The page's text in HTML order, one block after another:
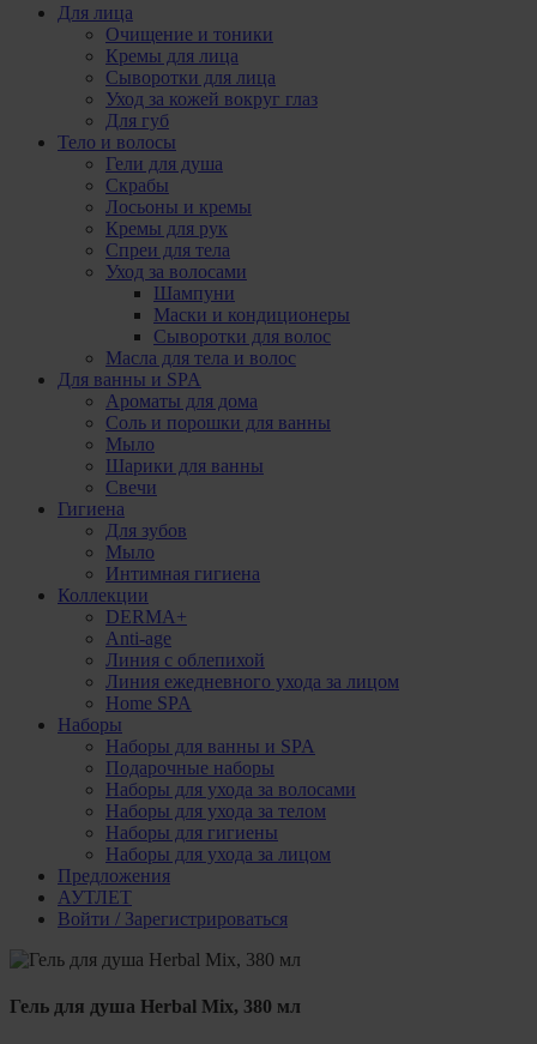
Для лица
Очищение и тоники
Кремы для лица
Сыворотки для лица
Уход за кожей вокруг глаз
Для губ
Тело и волосы
Гели для душа
Скрабы
Лосьоны и кремы
Кремы для рук
Спреи для тела
Уход за волосами
Шампуни
Маски и кондиционеры
Сыворотки для волос
Масла для тела и волос
Для ванны и SPA
Ароматы для дома
Соль и порошки для ванны
Мыло
Шарики для ванны
Свечи
Гигиена
Для зубов
Мыло
Интимная гигиена
Коллекции
DERMA+
Anti-age
Линия с облепихой
Линия ежедневного ухода за лицом
Home SPA
Наборы
Наборы для ванны и SPA
Подарочные наборы
Наборы для ухода за волосами
Наборы для ухода за телом
Наборы для гигиены
Наборы для ухода за лицом
Предложения
АУТЛЕТ
Войти / Зарегистрироваться
Гель для душа Herbal Mix, 380 мл